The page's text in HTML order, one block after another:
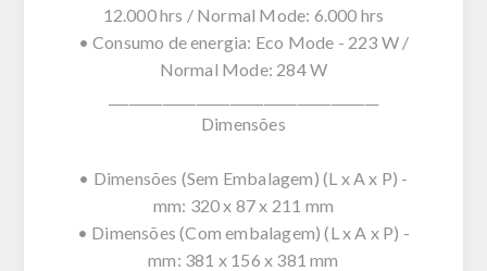
12.000 hrs / Normal Mode: 6.000 hrs
• Consumo de energia: Eco Mode - 223 W /
Normal Mode: 284 W
Dimensões
• Dimensões (Sem Embalagem) (L x A x P) -
mm: 320 x 87 x 211 mm
• Dimensões (Com embalagem) (L x A x P) -
mm: 381 x 156 x 381 mm